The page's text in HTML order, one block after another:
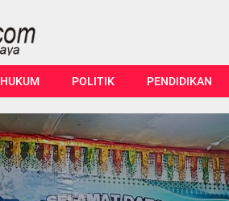
HUKUM POLITIK PENDIDIKAN